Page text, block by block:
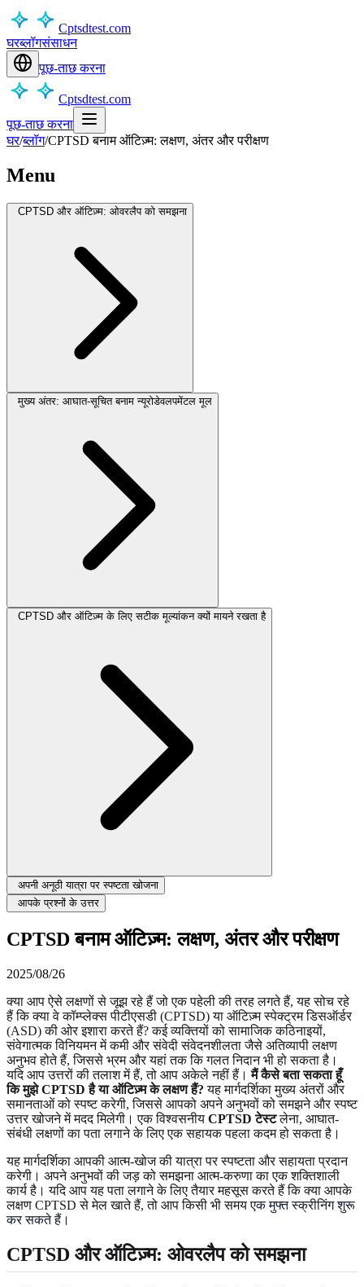
Cptsdtest.com
घरब्लॉगसंसाधन
पूछ-ताछ करना
Cptsdtest.com
पूछ-ताछ करना
घर/ब्लॉग/CPTSD बनाम ऑटिज़्म: लक्षण, अंतर और परीक्षण
Menu
CPTSD और ऑटिज़्म: ओवरलैप को समझना
मुख्य अंतर: आघात-सूचित बनाम न्यूरोडेवलपमेंटल मूल
CPTSD और ऑटिज़्म के लिए सटीक मूल्यांकन क्यों मायने रखता है
अपनी अनूठी यात्रा पर स्पष्टता खोजना
आपके प्रश्नों के उत्तर
CPTSD बनाम ऑटिज़्म: लक्षण, अंतर और परीक्षण
2025/08/26
क्या आप ऐसे लक्षणों से जूझ रहे हैं जो एक पहेली की तरह लगते हैं, यह सोच रहे
हैं कि क्या वे कॉम्प्लेक्स पीटीएसडी (CPTSD) या ऑटिज़्म स्पेक्ट्रम डिसऑर्डर
(ASD) की ओर इशारा करते हैं? कई व्यक्तियों को सामाजिक कठिनाइयों,
संवेगात्मक विनियमन में कमी और संवेदी संवेदनशीलता जैसे अतिव्यापी लक्षण
अनुभव होते हैं, जिससे भ्रम और यहां तक कि गलत निदान भी हो सकता है।
यदि आप उत्तरों की तलाश में हैं, तो आप अकेले नहीं हैं।मैं कैसे बता सकता हूँ
कि मुझे CPTSD है या ऑटिज़्म के लक्षण हैं? यह मार्गदर्शिका मुख्य अंतरों और
समानताओं को स्पष्ट करेगी, जिससे आपको अपने अनुभवों को समझने और स्पष्ट
उत्तर खोजने में मदद मिलेगी। एक विश्वसनीय CPTSD टेस्टलेना, आघात-
संबंधी लक्षणों का पता लगाने के लिए एक सहायक पहला कदम हो सकता है।
यह मार्गदर्शिका आपकी आत्म-खोज की यात्रा पर स्पष्टता और सहायता प्रदान
करेगी। अपने अनुभवों की जड़ को समझना आत्म-करुणा का एक शक्तिशाली
कार्य है। यदि आप यह पता लगाने के लिए तैयार महसूस करते हैं कि क्या आपके
लक्षण CPTSD से मेल खाते हैं, तो आप किसी भी समयएक मुफ्त स्क्रीनिंग शुरू
कर सकते हैं ।
CPTSD और ऑटिज़्म: ओवरलैप को समझना